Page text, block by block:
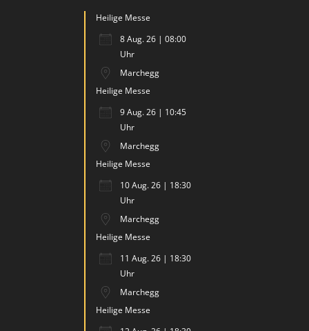
Heilige Messe
8 Aug. 26 | 08:00
Uhr
Marchegg
Heilige Messe
9 Aug. 26 | 10:45
Uhr
Marchegg
Heilige Messe
10 Aug. 26 | 18:30
Uhr
Marchegg
Heilige Messe
11 Aug. 26 | 18:30
Uhr
Marchegg
Heilige Messe